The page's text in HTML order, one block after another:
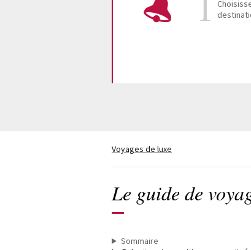
Voyages de luxe
Le guide de
Sommaire